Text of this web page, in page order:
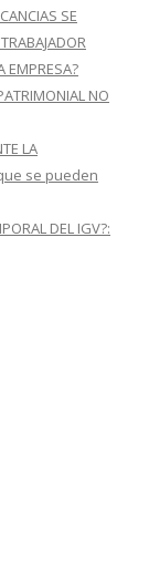
SE
EMPRESA?
NO
LA
que se pueden
DEL IGV?: